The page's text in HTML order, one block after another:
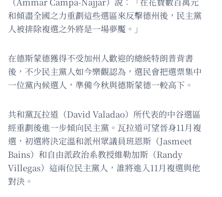
和傾盡全國之力重劃這些選區來反擊德州後，民主黨
人被排除複選之外將是一場夢魘。」
在德斯蒙德獲得不受加州人歡迎的總統特朗普背書
後，不少民主黨人如今樂觀認為，選民會把選票集中
一位黨內候選人，準備今秋與德斯蒙德一較高下。
共和黨瓦拉道（David Valadao）所代表的中谷選區
經重劃後進一步傾向民主黨。瓦拉道可望晉身11月複
選，初選將決定溫和派州眾議員班恩斯（Jasmeet
Bains）和自由派政治系教授維勒加斯（Randy
Villegas）這兩位民主黨人，誰將進入11月複選與他
對決。